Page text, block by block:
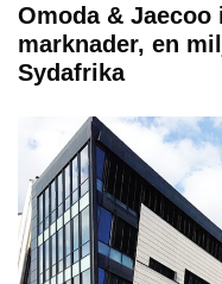
Omoda &
marknader, en
Sydafrika